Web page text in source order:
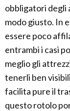
obbligatori degli
modo giusto. In
essere poco
entrambi i casi
meglio gli
tenerli ben
facilita pure il
questo rotolo